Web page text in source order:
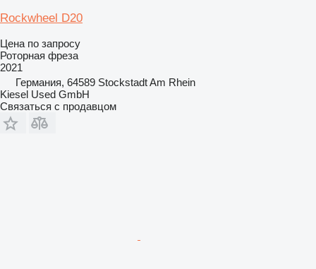
Rockwheel D20
Цена по запросу
Роторная фреза
2021
Германия, 64589 Stockstadt Am Rhein
Kiesel Used GmbH
Связаться с продавцом